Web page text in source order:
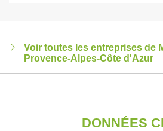
Voir toutes les entreprises de
Provence-Alpes-Côte d'Azur
DONNÉES